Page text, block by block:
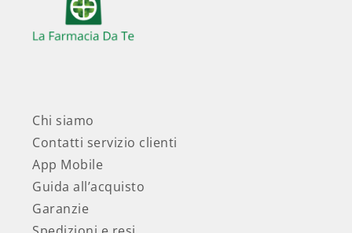
Chi siamo
Contatti servizio clienti
App Mobile
Guida all’acquisto
Garanzie